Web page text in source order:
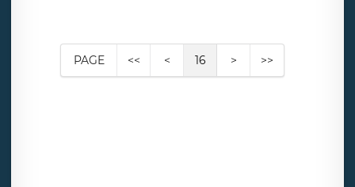
PAGE << < 16 > >>